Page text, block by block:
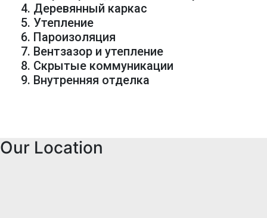
4. Деревянный каркас
5. Утепление
6. Пароизоляция
7. Вентзазор и утепление
8. Скрытые коммуникации
9. Внутренняя отделка
Our Location